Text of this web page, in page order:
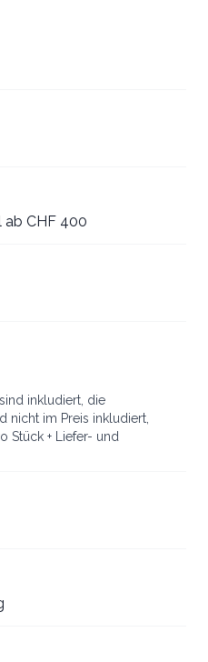
ab CHF 400
inkludiert, die
nicht im Preis inkludiert,
Stück + Liefer- und